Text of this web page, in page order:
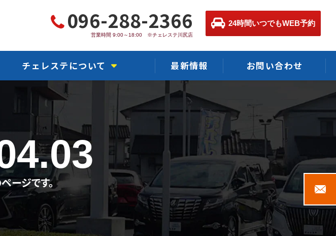
096-288-2366
営業時間 9:00～18:00 ※チェレステ川尻店
24時間いつでもWEB予約
チェレステについて
チェレステ川尻店
チェレステ熊本インター店
チェレステ浜線店
チェレステ保田窪店
チェレステ力合店
チェレステ人吉店
最新情報 お問い合わせ
ージです。